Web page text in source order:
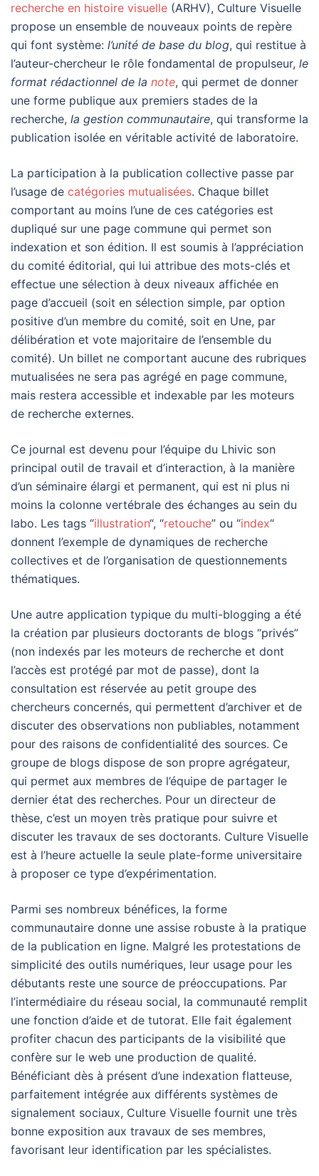
recherche en histoire visuelle (ARHV), Culture Visuelle
propose un ensemble de nouveaux points de repère
qui font système: l’unité de base du blog, qui restitue à
l’auteur-chercheur le rôle fondamental de propulseur, le
format rédactionnel de la note, qui permet de donner
une forme publique aux premiers stades de la
recherche, la gestion communautaire, qui transforme la
publication isolée en véritable activité de laboratoire.
La participation à la publication collective passe par
l’usage de catégories mutualisées. Chaque billet
comportant au moins l’une de ces catégories est
dupliqué sur une page commune qui permet son
indexation et son édition. Il est soumis à l’appréciation
du comité éditorial, qui lui attribue des mots-clés et
effectue une sélection à deux niveaux affichée en
page d’accueil (soit en sélection simple, par option
positive d’un membre du comité, soit en Une, par
délibération et vote majoritaire de l’ensemble du
comité). Un billet ne comportant aucune des rubriques
mutualisées ne sera pas agrégé en page commune,
mais restera accessible et indexable par les moteurs
de recherche externes.
Ce journal est devenu pour l’équipe du Lhivic son
principal outil de travail et d’interaction, à la manière
d’un séminaire élargi et permanent, qui est ni plus ni
moins la colonne vertébrale des échanges au sein du
labo. Les tags “illustration“, “retouche” ou “index“
donnent l’exemple de dynamiques de recherche
collectives et de l’organisation de questionnements
thématiques.
Une autre application typique du multi-blogging a été
la création par plusieurs doctorants de blogs “privés”
(non indexés par les moteurs de recherche et dont
l’accès est protégé par mot de passe), dont la
consultation est réservée au petit groupe des
chercheurs concernés, qui permettent d’archiver et de
discuter des observations non publiables, notamment
pour des raisons de confidentialité des sources. Ce
groupe de blogs dispose de son propre agrégateur,
qui permet aux membres de l’équipe de partager le
dernier état des recherches. Pour un directeur de
thèse, c’est un moyen très pratique pour suivre et
discuter les travaux de ses doctorants. Culture Visuelle
est à l’heure actuelle la seule plate-forme universitaire
à proposer ce type d’expérimentation.
Parmi ses nombreux bénéfices, la forme
communautaire donne une assise robuste à la pratique
de la publication en ligne. Malgré les protestations de
simplicité des outils numériques, leur usage pour les
débutants reste une source de préoccupations. Par
l’intermédiaire du réseau social, la communauté remplit
une fonction d’aide et de tutorat. Elle fait également
profiter chacun des participants de la visibilité que
confère sur le web une production de qualité.
Bénéficiant dès à présent d’une indexation flatteuse,
parfaitement intégrée aux différents systèmes de
signalement sociaux, Culture Visuelle fournit une très
bonne exposition aux travaux de ses membres,
favorisant leur identification par les spécialistes.